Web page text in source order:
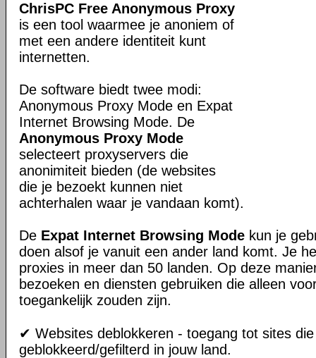
ChrisPC Free Anonymous Proxy
is een tool waarmee je anoniem of
met een andere identiteit kunt
internetten.
De software biedt twee modi:
Anonymous Proxy Mode en Expat
Internet Browsing Mode. De
Anonymous Proxy Mode
selecteert proxyservers die
anonimiteit bieden (de websites
die je bezoekt kunnen niet
achterhalen waar je vandaan komt).
De Expat Internet Browsing Mode kun je
doen alsof je vanuit een ander land komt. Je
proxies in meer dan 50 landen. Op deze
bezoeken en diensten gebruiken die alleen
toegankelijk zouden zijn.
✔ Websites deblokkeren - toegang tot sites
geblokkeerd/gefilterd in jouw land.